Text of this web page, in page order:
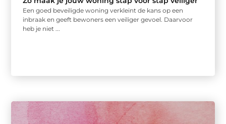
Een goed beveiligde woning verkleint de kans op een
inbraak en geeft bewoners een veiliger gevoel. Daarvoor
heb je niet ...